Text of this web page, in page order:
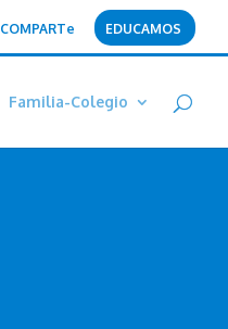
COMPARTe EDUCAMOS
Familia-Colegio